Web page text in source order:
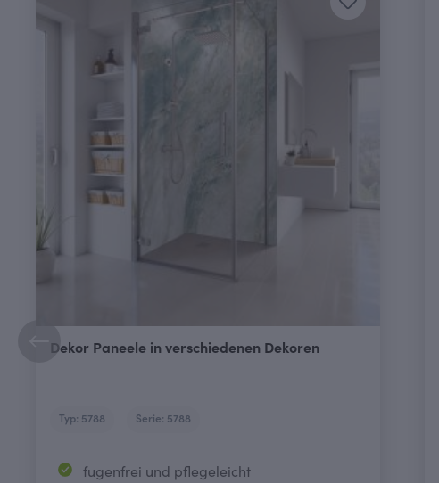
Dekor Paneele in verschiedenen Dekoren
Typ: 5788 Serie: 5788
fugenfrei und pflegeleicht